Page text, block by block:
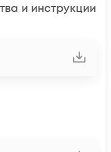
и инструкции